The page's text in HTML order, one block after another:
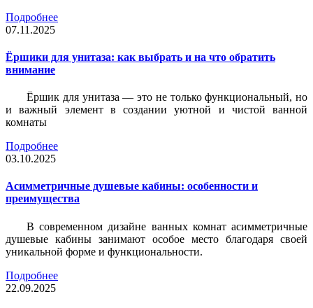
Подробнее
07.11.2025
Ёршики для унитаза: как выбрать и на что обратить
внимание
Ёршик для унитаза — это не только функциональный, но
и важный элемент в создании уютной и чистой ванной
комнаты
Подробнее
03.10.2025
Асимметричные душевые кабины: особенности и
преимущества
В современном дизайне ванных комнат асимметричные
душевые кабины занимают особое место благодаря своей
уникальной форме и функциональности.
Подробнее
22.09.2025